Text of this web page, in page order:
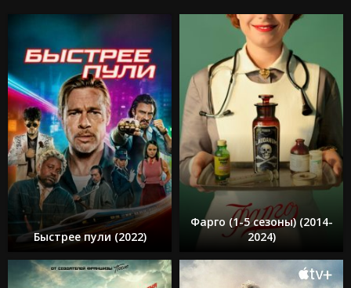
Быстрее пули (2022)
Фарго (1-5 сезоны) (2014-
2024)